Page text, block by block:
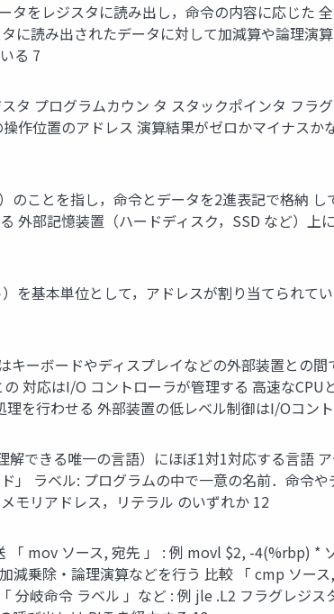
をレジスタに読み出し，命令の内容に応じた
に読み出されたデータに対して加減算や論理演
る 7
タ プログラムカウン タ スタックポインタ フラ
作位置のアドレス 演算結果がゼロかマイナス
ことを指し，命令とデータを2進表記で格納 し
外部記憶装置（ハードディスク，SSD など）上
を基本単位として，アドレスが割り当てられて
ーボードやディスプレイなどの外部装置との
対応はI/O コントローラが管理する 高速な
を行わせる 外部装置の低レベル制御はI/Oコン
できる唯一の言語）にほぼ1対1対応する言語
」 ラベル: プログラムの中で一意の名前．命令
モリアドレス，リテラル のいずれか 12
mov ソース, 宛先 」 : 例 movl $2, -4(%rbp) *
減乗除・論理演算などを行う 比較 「 cmp ソー
分岐命令 ラベル 」など : 例 jle .L2 フラグレジ